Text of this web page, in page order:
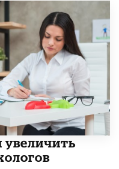
увеличить